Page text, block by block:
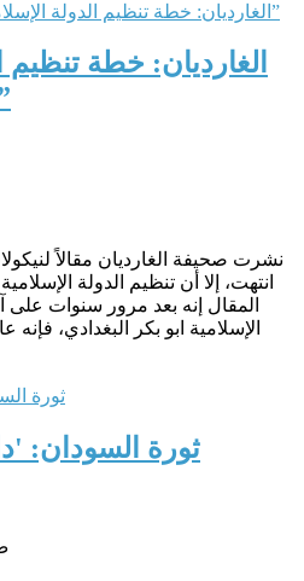
الغارديان: خطة تنظيم
“انتهاء
نشرت صحيفة الغارديان مقالاً
انتهت، إلا أن تنظيم الدولة
المقال إنه بعد مرور سنوات على
الإسلامية ابو بكر البغدادي،
ثورة السودان:
13/